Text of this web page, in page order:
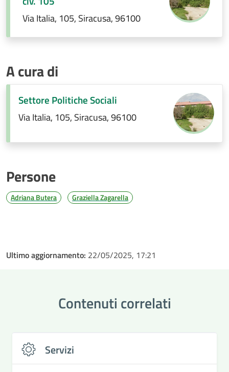
Via Italia, 105, Siracusa, 96100
A cura di
Settore Politiche Sociali
Via Italia, 105, Siracusa, 96100
Persone
Adriana Butera Graziella Zagarella
Ultimo aggiornamento: 22/05/2025, 17:21
Contenuti correlati
Servizi